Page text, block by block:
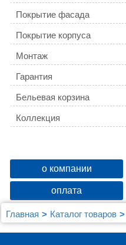
Покрытие фасада
Покрытие корпуса
Монтаж
Гарантия
Бельевая корзина
Коллекция
о компании
оплата
Главная Каталог товаров
Шкафы - пеналы